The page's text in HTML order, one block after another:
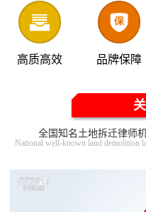
高质高效 品牌保障
全国知名土地拆迁律师
National well-known land demolition